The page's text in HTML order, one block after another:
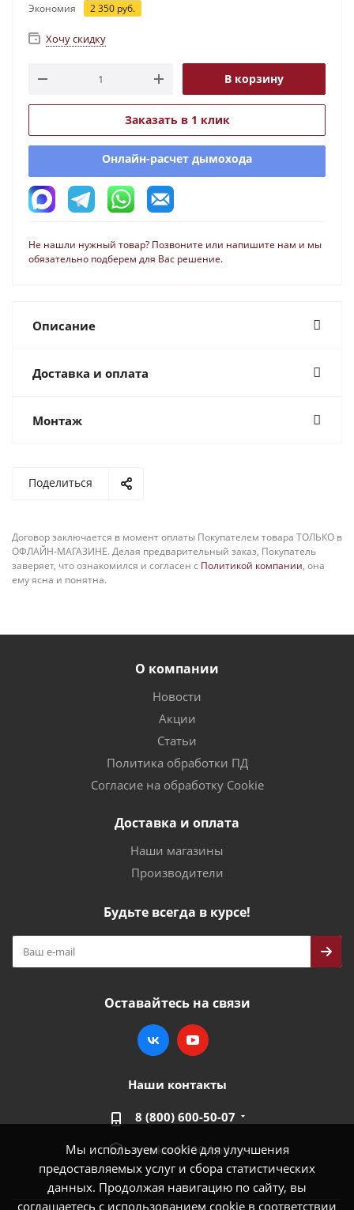
Мы используем cookie для улучшения
предоставляемых услуг и сбора статистических
данных. Продолжая навигацию по сайту, вы
соглашаетесь с использованием cookie в соответствии
Экономия 2 350 руб.
Хочу скидку
В корзину
Заказать в 1 клик
Онлайн-расчет дымохода
Не нашли нужный товар? Позвоните или напишите нам и мы
обязательно подберем для Вас решение.
Описание
Доставка и оплата
Монтаж
Поделиться
Договор заключается в момент оплаты Покупателем товара ТОЛЬКО в
ОФЛАЙН-МАГАЗИНЕ. Делая предварительный заказ, Покупатель
заверяет, что ознакомился и согласен с Политикой компании, она
ему ясна и понятна.
О компании
Новости
Акции
Статьи
Политика обработки ПД
Согласие на обработку Cookie
Доставка и оплата
Наши магазины
Производители
Будьте всегда в курсе!
Оставайтесь на связи
Наши контакты
8 (800) 600-50-07
market@100-kpd.ru